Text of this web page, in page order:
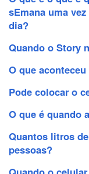
sEmana uma
dia?
Quando o Story
O que
Pode colocar o
O que é quando
Quantos litros
pessoas?